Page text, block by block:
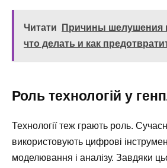
Читати
Причины шелушения
что делать и как
Роль технологій у
Технології теж грають роль.
використовують цифрові
моделювання і аналізу. Завдяки